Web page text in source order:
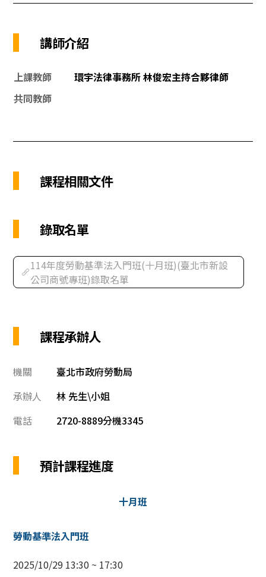
講師介紹
上課教師
環宇法律事務所 林俊宏主持合夥律師
共同教師
課程相關文件
錄取名單
114年度勞動基準法入門班(十月班)(臺北市新設
公司商號專班)錄取名單
課程承辦人
機關
臺北市政府勞動局
承辦人
林 先生\小姐
電話
2720-8889分機3345
預計課程進度
十月班
勞動基準法入門班
2025/10/29 13:30 ~ 17:30